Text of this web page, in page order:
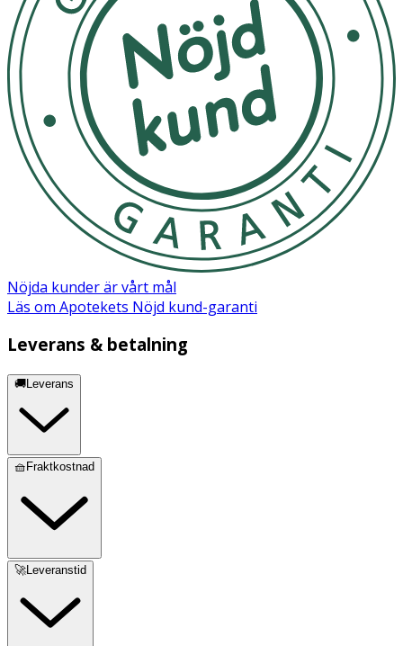
För att säkerställa säkerhet och hygien, byt napp efter 1-
2 månader. Provdra alltid nappen före varje användning.
Lämna inte nappen i direkt solljus eller nära en
värmekälla.
OK för gravida och ammande:
Ingredienser:
Sköld/Knopp: Polypropen (PP) Sugdel: Silikon
Nöjda kunder är vårt mål
Läs om Apotekets Nöjd kund-garanti
Leverans & betalning
🚚Leverans
🧺Fraktkostnad
🚀Leveranstid